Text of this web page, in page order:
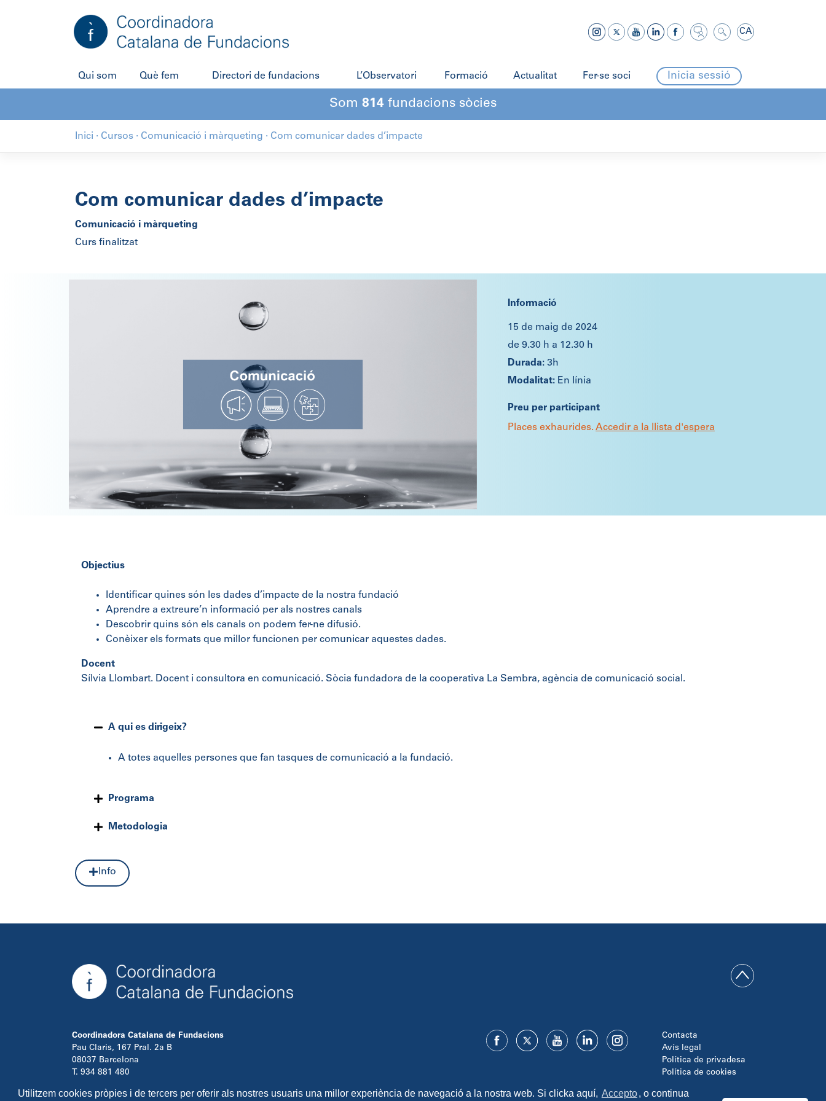
Utilitzem cookies pròpies i de tercers per oferir als nostres usuaris una millor experiència de navegació a la nostra web. Si clicka aquí, Accepto, o continua
CA
Qui som Què fem Directori de fundacions L’Observatori Formació Actualitat Fer-se soci Inicia sessió
Som 814 fundacions sòcies
Inici · Cursos · Comunicació i màrqueting · Com comunicar dades d’impacte
Com comunicar dades d’impacte
Comunicació i màrqueting
Curs finalitzat
Informació
15 de maig de 2024
de 9.30 h a 12.30 h
3h
En línia
Preu per participant
Places exhaurides. Accedir a la llista d'espera
Objectius
Identificar quines són les dades d’impacte de la nostra fundació
Aprendre a extreure’n informació per als nostres canals
Descobrir quins són els canals on podem fer-ne difusió.
Conèixer els formats que millor funcionen per comunicar aquestes dades.
Docent
Sílvia Llombart. Docent i consultora en comunicació. Sòcia fundadora de la cooperativa La Sembra, agència de comunicació social.
A qui es dirigeix?
A totes aquelles persones que fan tasques de comunicació a la fundació.
Programa
Metodologia
Info
Coordinadora Catalana de Fundacions
Pau Claris, 167 Pral. 2a B
08037 Barcelona
T. 934 881 480
Contacta
Avís legal
Política de privadesa
Política de cookies
TipTop Learning